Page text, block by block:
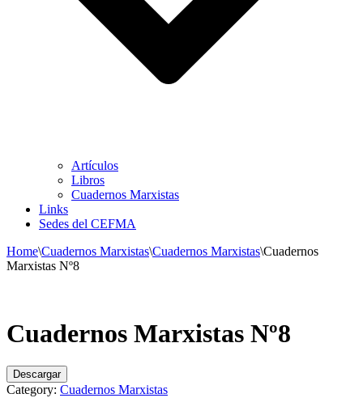
Artículos
Libros
Cuadernos Marxistas
Links
Sedes del CEFMA
Home\Cuadernos Marxistas\Cuadernos Marxistas\Cuadernos
Marxistas Nº8
Cuadernos Marxistas Nº8
Descargar
Category: Cuadernos Marxistas